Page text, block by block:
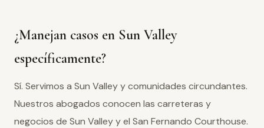
¿Manejan casos en Sun Valley
específicamente?
Sí. Servimos a Sun Valley y comunidades circundantes.
Nuestros abogados conocen las carreteras y
negocios de Sun Valley y el San Fernando Courthouse.